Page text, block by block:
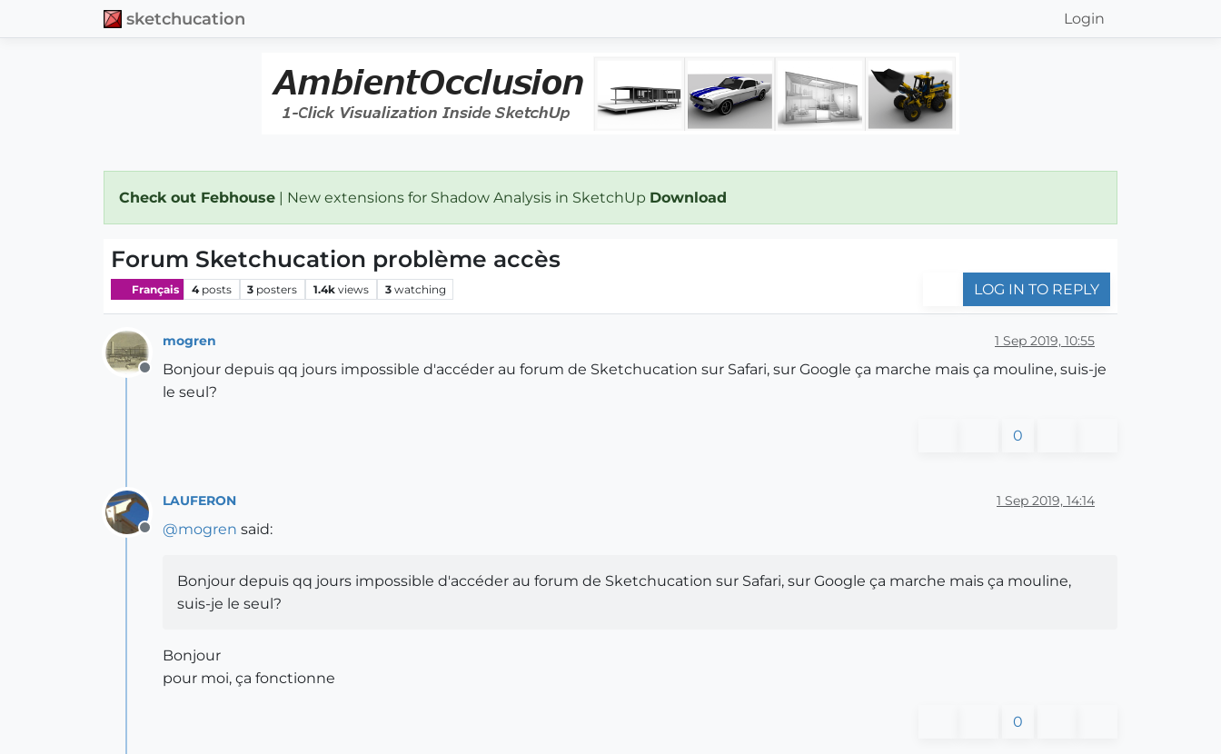
sketchucation Login
Check out Febhouse | New extensions for Shadow Analysis in SketchUp Download
Forum Sketchucation problème accès
Français 4 posts 3 posters 1.4k views 3 watching LOG IN TO REPLY
Offline
mogren 1 Sep 2019, 10:55
Bonjour depuis qq jours impossible d'accéder au forum de Sketchucation sur Safari, sur Google ça marche mais ça mouline, suis-je
le seul?
0
Offline
LAUFERON 1 Sep 2019, 14:14
@mogren said:
Bonjour depuis qq jours impossible d'accéder au forum de Sketchucation sur Safari, sur Google ça marche mais ça mouline,
suis-je le seul?
Bonjour
pour moi, ça fonctionne
0